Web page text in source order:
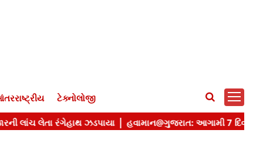
ટેક્નોલોજી